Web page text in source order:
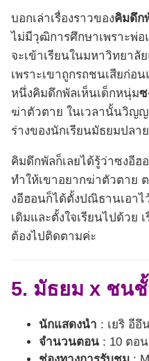
บอกเล่าเรื่องราวของคิมดึก
ไม่มีวุฒิการศึกษาเพราะพ่
จะเข้าเรียนในมหาวิทยา
เพราะเขาถูกรถชนเสียก่
หนึ่งคิมดึกพัลเห็นเด็กหนุ่มซ
ฆ่าตัวตาย ในเวลานั้นวิญ
ร่างของนักเรียนมัธยมปลา
คิมดึกพัลก็เลยได้รู้ว่าซงอีฮ
ทำให้เขาอยากฆ่าตัวตาย
งอีฮอนก็ได้ตั้งปณิธานเอาไ
เดิมและตั้งใจเรียนไปด้วย
ต้องไปติดตามค่ะ
5. มัธยม x ชน
นักแสดงนำ : เยริ อีอึ
จำนวนตอน : 10 ตอน